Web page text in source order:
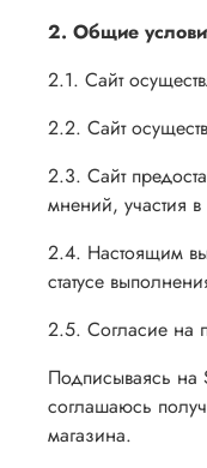
2. Общие
2.1. Сайт
2.2. Сайт
2.3. Сайт
мнений, участия
2.4. Настоящим
статусе
2.5. Согласие на
Подписываясь на
соглашаюсь
магазина.